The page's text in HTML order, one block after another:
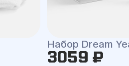
Набор Dream
3059 ₽